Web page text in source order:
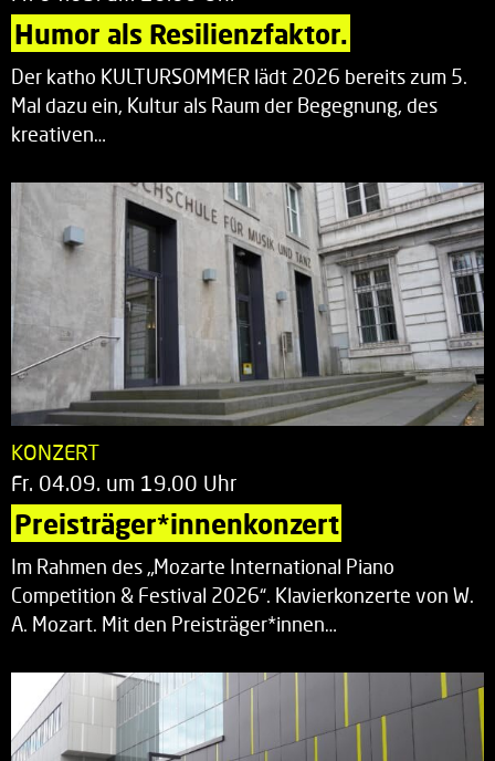
Humor als Resilienzfaktor.
Der katho KULTURSOMMER lädt 2026 bereits zum 5.
Mal dazu ein, Kultur als Raum der Begegnung, des
kreativen…
KONZERT
Fr. 04.09. um 19.00 Uhr
Preisträger*innenkonzert
Im Rahmen des „Mozarte International Piano
Competition & Festival 2026“. Klavierkonzerte von W.
A. Mozart. Mit den Preisträger*innen…